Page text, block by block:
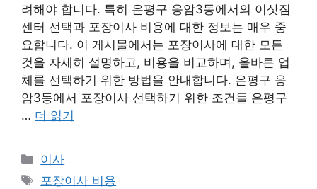
려해야 합니다. 특히 은평구 응암3동에서의 이삿짐
센터 선택과 포장이사 비용에 대한 정보는 매우 중
요합니다. 이 게시물에서는 포장이사에 대한 모든
것을 자세히 설명하고, 비용을 비교하며, 올바른 업
체를 선택하기 위한 방법을 안내합니다. 은평구 응
암3동에서 포장이사 선택하기 위한 조건들 은평구
… 더 읽기
카
테
이사
태
포장이사 비용